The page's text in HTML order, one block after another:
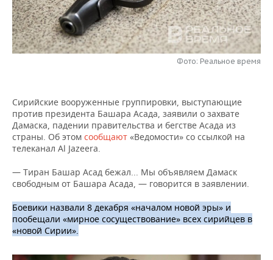
НЕФТЕХИМИЯ
НЕФТЬ
РОЗНИЧНАЯ ТОРГОВЛЯ
ТРАНСПОРТ
НОВОСТИ ТЕХНОЛОГИЙ
IT
ТЕЛЕКОММУНИКАЦИИ
МЕРОПРИЯТИЯ
НОВОСТИ МЕРОПРИЯТИЙ
БИЗНЕС-БРАНЧИ
ONLINE-КОНФЕРЕНЦИИ
СПОРТ
ФУТБОЛ
ХОККЕЙ
ВОЛЕЙБОЛ
КИБЕРСПОРТ
НОВОСТИ ОБЩЕСТВА
ВЛАСТЬ
ИСТОРИЯ
КУЛЬТУРА
ФОТОГАЛЕРЕЯ
СЮЖЕТЫ
СПИСОК ПЕРСОН
СПИСОК КОМПАНИЙ
ПОЛНАЯ ВЕРСИЯ
Фото: Реальное время
Сирийские вооруженные группировки, выступающие
против президента Башара Асада, заявили о захвате
Дамаска, падении правительства и бегстве Асада из
страны. Об этом сообщают «Ведомости» со ссылкой на
телеканал Al Jazeera.
— Тиран Башар Асад бежал... Мы объявляем Дамаск
свободным от Башара Асада, — говорится в заявлении.
Боевики назвали 8 декабря «началом новой эры» и
пообещали «мирное сосуществование» всех сирийцев в
«новой Сирии».